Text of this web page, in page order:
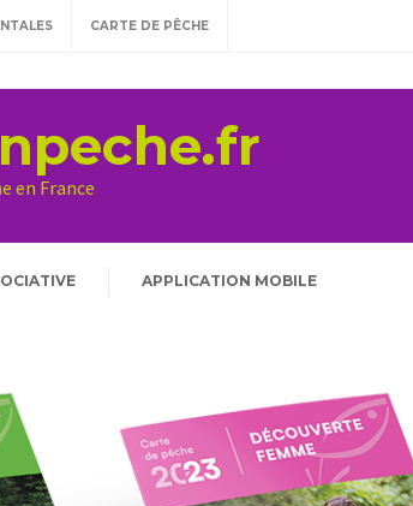
CARTE DE PÊCHE
en France
APPLICATION MOBILE